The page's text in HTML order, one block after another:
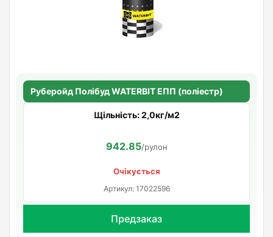
Руберойд Полiбуд WATERBIT ЕПП (поліестр)
Щільність: 2,0кг/м2
942.85/рулон
Очікується
Артикул: 17022596
Предзаказ